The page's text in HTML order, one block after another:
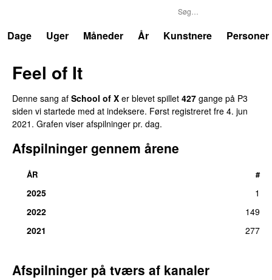
Dage
Uger Måneder År Kunstnere Personer
Feel of It
Denne sang af School of X er blevet spillet 427 gange på P3
siden vi startede med at indeksere. Først registreret fre 4. jun
2021 . Grafen viser afspilninger pr. dag.
Afspilninger gennem årene
ÅR #
2025
1
2022
149
2021
277
Afspilninger på tværs af kanaler